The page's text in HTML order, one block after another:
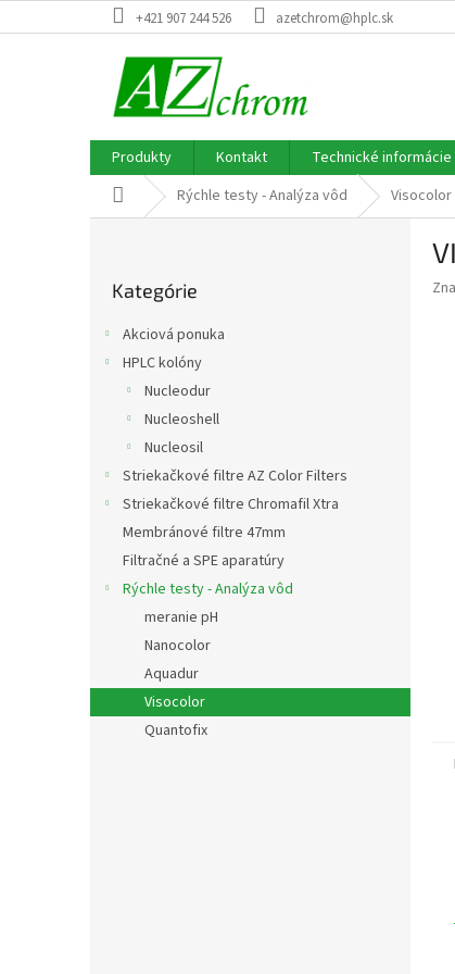
na
+421 907 244 526 azetchrom@hplc.sk
Produkty Kontakt Technické informácie
DomovRýchle testy - Analýza vôd Visocolor
kategórie
Kategórie
Akciová ponuka
HPLC kolóny
Nucleodur
Nucleoshell
Nucleosil
Striekačkové filtre AZ Color Filters
Striekačkové filtre Chromafil Xtra
Membránové filtre 47mm
Filtračné a SPE aparatúry
Rýchle testy - Analýza vôd
meranie pH
Nanocolor
Aquadur
Visocolor
Quantofix